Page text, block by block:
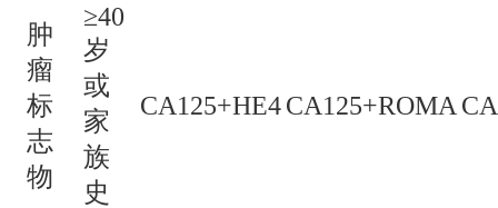
肿
瘤
标
志
物
≥40
岁
或
家
族
史
CA125+HE4CA125+ROMA